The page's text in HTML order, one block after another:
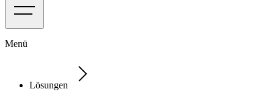
Menü
Lösungen